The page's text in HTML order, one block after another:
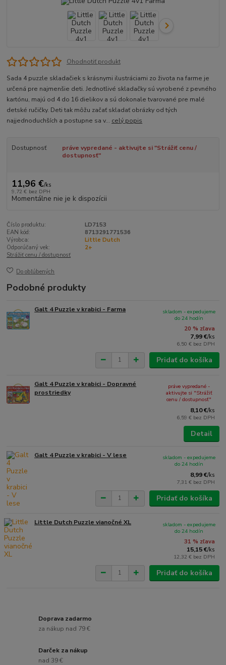
Ohodnotiť produkt
Sada 4 puzzle skladačiek s krásnymi ilustráciami zo života na farme je
určená pre najmenšie deti. Jednotlivé skladačky sú vyrobené z pevného
kartónu, majú od 4 do 16 dielikov a sú dokonale tvarované pre malé
detské ručičky. Deti tak môžu začať skladať obrázky od tých
najjednoduchších a postupne sa v... celý popis
Dostupnosť
práve vypredané - aktivujte si "Strážiť cenu /
dostupnosť"
11,96 €/ks
9,72 € bez DPH
Momentálne nie je k dispozícii
Číslo produktu:
LD7153
EAN kód:
8713291771536
Výrobca:
Little Dutch
Odporúčaný vek:
2+
Strážiť cenu / dostupnosť
Do obľúbených
Podobné produkty
Galt 4 Puzzle v krabici - Farma
20 % zľava
7,99 €/ks
6,50 € bez DPH
skladom - expedujeme
do 24 hodín
Pridať do košíka
Galt 4 Puzzle v krabici - Dopravné
prostriedky
8,10 €/ks
6,59 € bez DPH
práve vypredané -
aktivujte si "Strážiť
cenu / dostupnosť"
Detail
Galt 4 Puzzle v krabici - V lese
8,99 €/ks
7,31 € bez DPH
skladom - expedujeme
do 24 hodín
Pridať do košíka
Little Dutch Puzzle vianočné XL
31 % zľava
15,15 €/ks
12,32 € bez DPH
skladom - expedujeme
do 24 hodín
Pridať do košíka
Doprava zadarmo
za nákup nad 79 €
Darček za nákup
nad 39 €